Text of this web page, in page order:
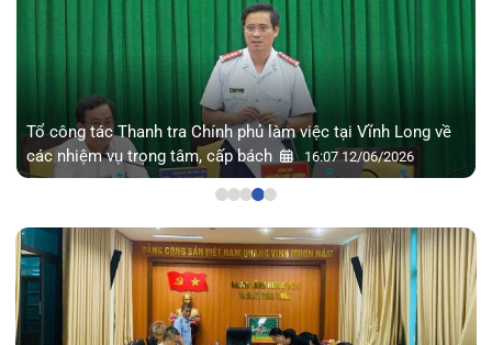
Tổ công tác Thanh tra Chính phủ làm việc tại Vĩnh Long về
các nhiệm vụ trọng tâm, cấp bách
16:07 12/06/2026